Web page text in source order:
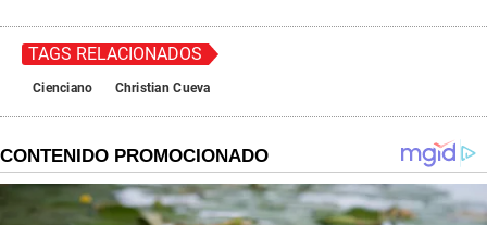
TAGS RELACIONADOS
Cienciano Christian Cueva